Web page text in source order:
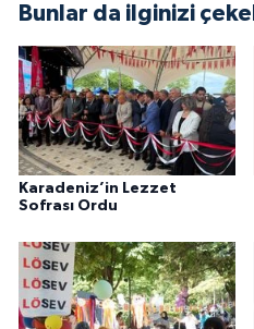
Bunlar da ilginizi
Karadeniz’in Lezzet
Sofrası Ordu